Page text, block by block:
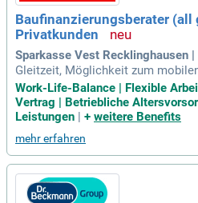
Baufinanzierungsberater (all
Privatkunden
Sparkasse Vest Recklinghausen
Gleitzeit, Möglichkeit zum
hige Konditionen: Unbefristetes
nte Vergütung gemäß EG 9 C
Entgeltbestandteilen,
ersvorsorge und
Work-Life-Balance | Flexible
Vertrag | Betriebliche
Leistungen | + weitere Benefits
mehr erfahren